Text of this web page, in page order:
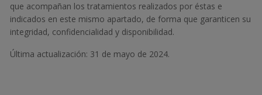
que acompañan los tratamientos realizados por éstas e
indicados en este mismo apartado, de forma que garanticen su
integridad, confidencialidad y disponibilidad.
Última actualización: 31 de mayo de 2024.